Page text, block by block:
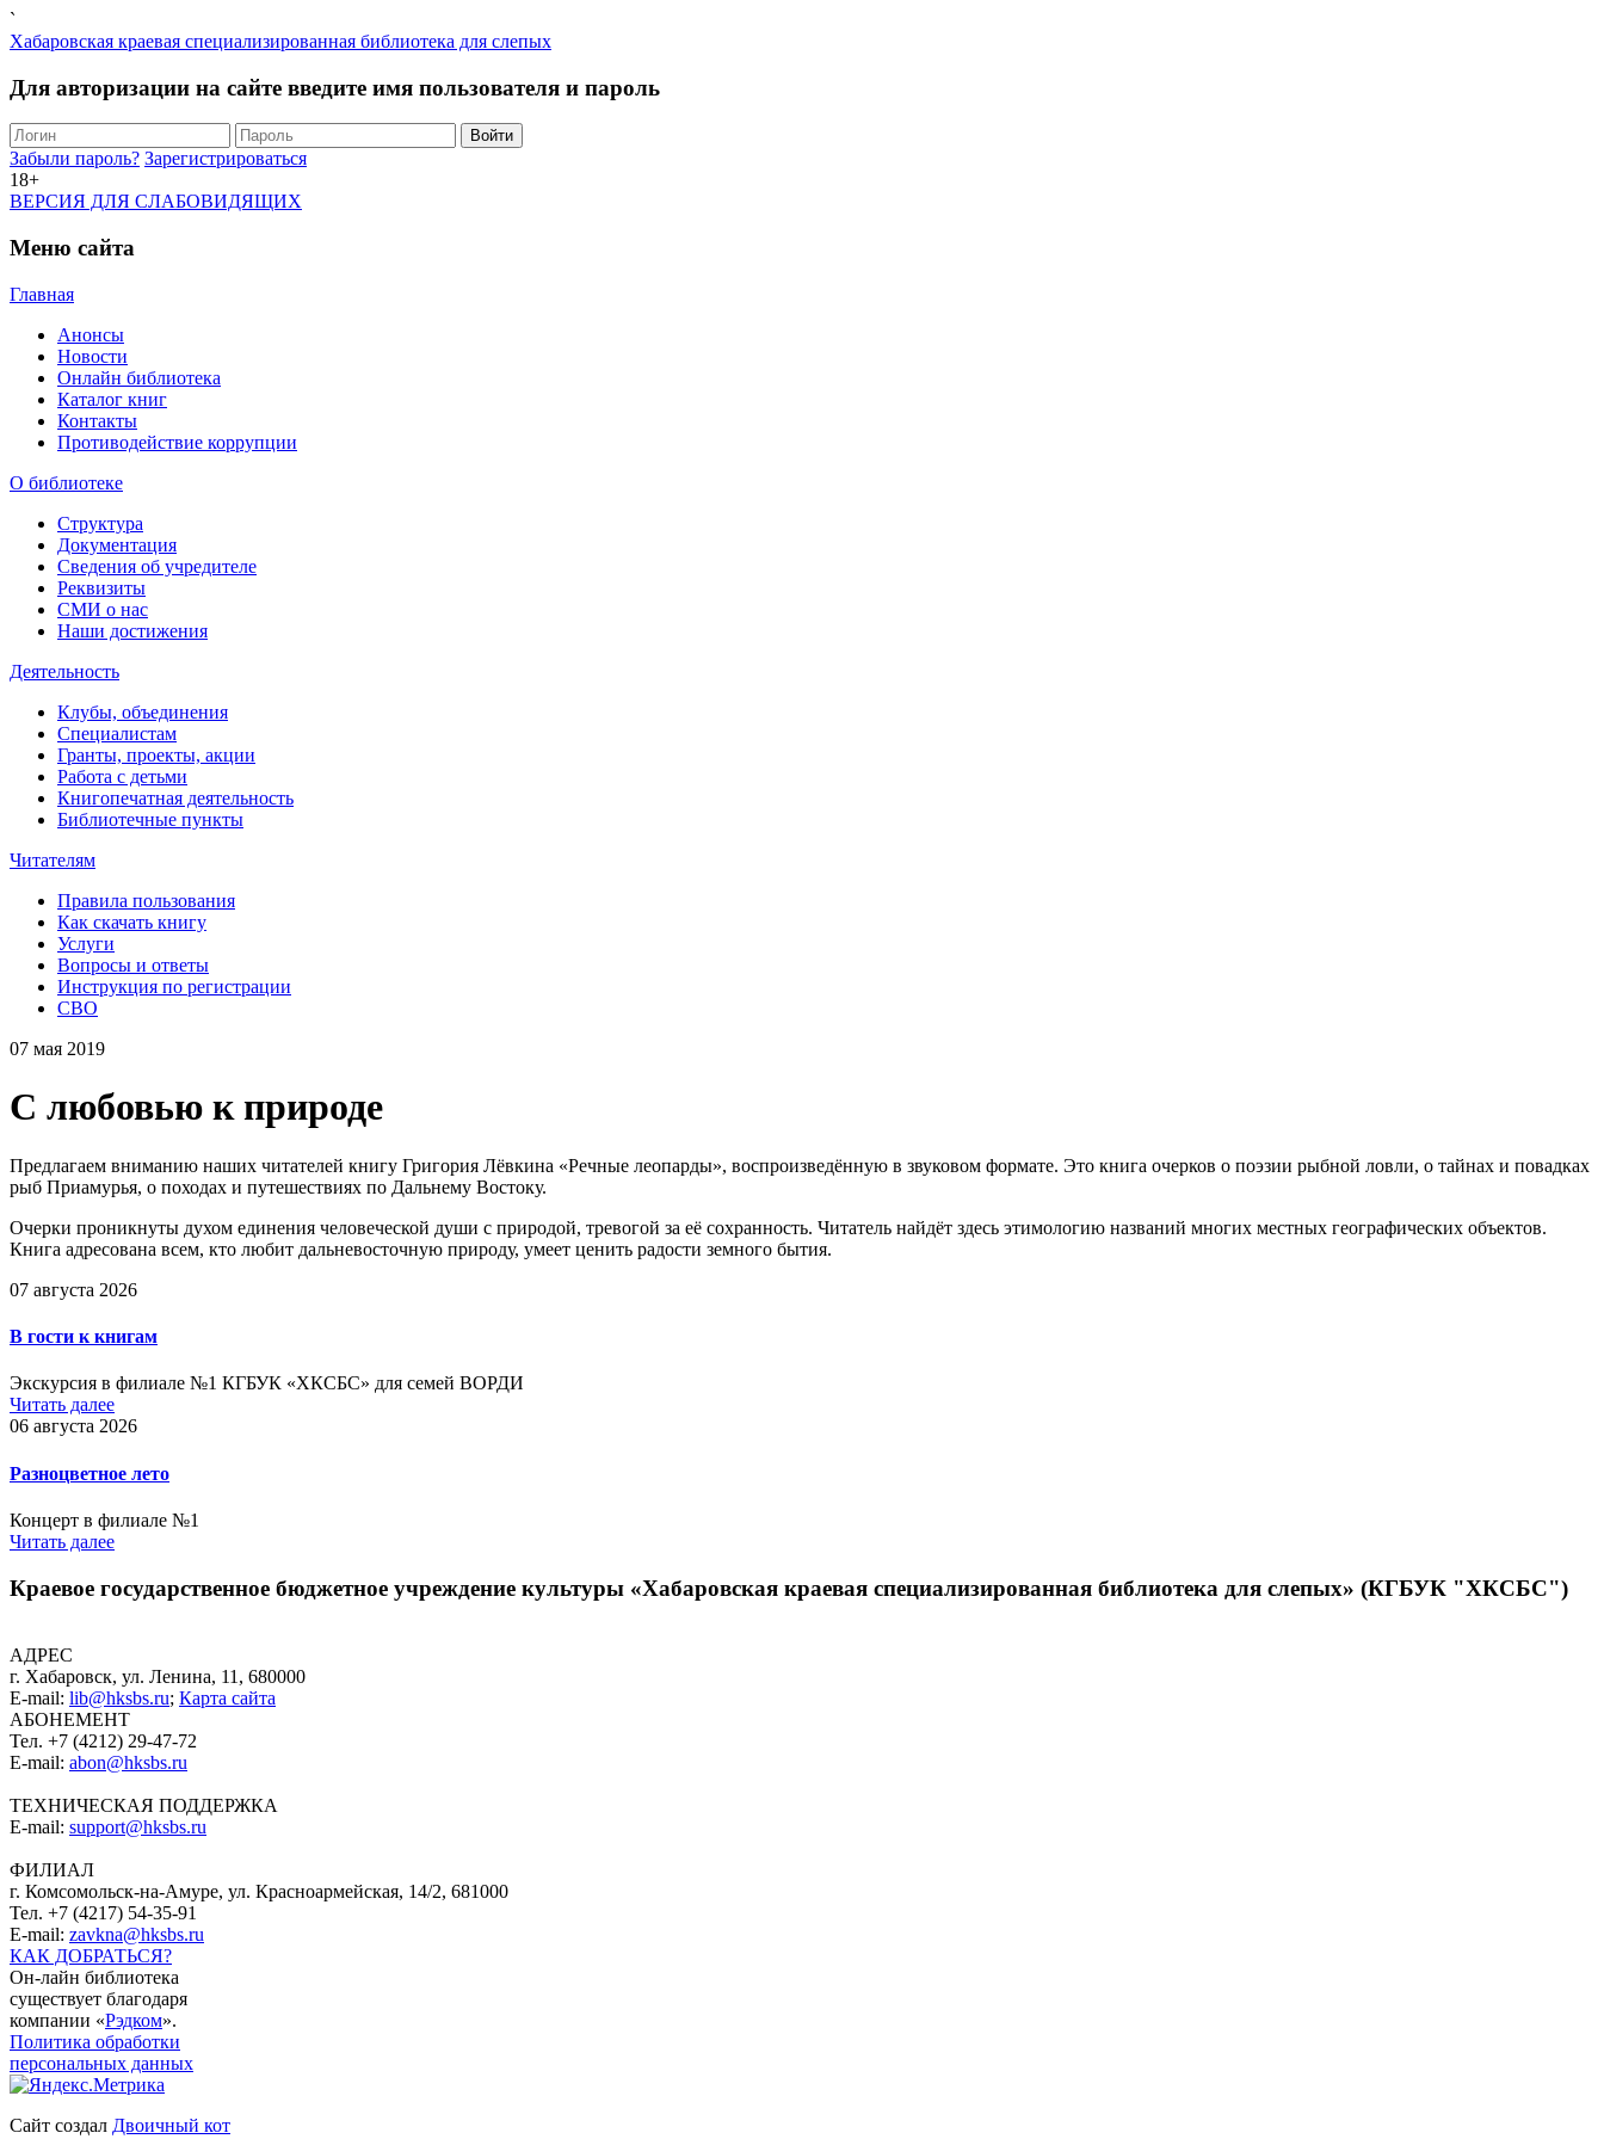
`
Хабаровская краевая специализированная библиотека для слепых
Для авторизации на сайте введите имя пользователя и пароль
Забыли пароль? Зарегистрироваться
18+
ВЕРСИЯ ДЛЯ СЛАБОВИДЯЩИХ
Меню сайта
Главная
Анонсы
Новости
Онлайн библиотека
Каталог книг
Контакты
Противодействие коррупции
О библиотеке
Структура
Документация
Сведения об учредителе
Реквизиты
СМИ о нас
Наши достижения
Деятельность
Клубы, объединения
Специалистам
Гранты, проекты, акции
Работа с детьми
Книгопечатная деятельность
Библиотечные пункты
Читателям
Правила пользования
Как скачать книгу
Услуги
Вопросы и ответы
Инструкция по регистрации
СВО
07 мая 2019
С любовью к природе
Предлагаем вниманию наших читателей книгу Григория Лёвкина «Речные леопарды», воспроизведённую в звуковом формате. Это книга очерков о поэзии рыбной ловли, о тайнах и повадках
рыб Приамурья, о походах и путешествиях по Дальнему Востоку.
Очерки проникнуты духом единения человеческой души с природой, тревогой за её сохранность. Читатель найдёт здесь этимологию названий многих местных географических объектов.
Книга адресована всем, кто любит дальневосточную природу, умеет ценить радости земного бытия.
07 августа 2026
В гости к книгам
Экскурсия в филиале №1 КГБУК «ХКСБС» для семей ВОРДИ
Читать далее
06 августа 2026
Разноцветное лето
Концерт в филиале №1
Читать далее
Краевое государственное бюджетное учреждение культуры «Хабаровская краевая специализированная библиотека для слепых» (КГБУК "ХКСБС")
АДРЕС
г. Хабаровск, ул. Ленина, 11, 680000
E-mail: lib@hksbs.ru; Карта сайта
АБОНЕМЕНТ
Тел. +7 (4212) 29-47-72
E-mail: abon@hksbs.ru
ТЕХНИЧЕСКАЯ ПОДДЕРЖКА
E-mail: support@hksbs.ru
ФИЛИАЛ
г. Комсомольск-на-Амуре, ул. Красноармейская, 14/2, 681000
Тел. +7 (4217) 54-35-91
E-mail: zavkna@hksbs.ru
КАК ДОБРАТЬСЯ?
Он-лайн библиотека
существует благодаря
компании «Рэдком».
Политика обработки
персональных данных
Сайт создал Двоичный кот